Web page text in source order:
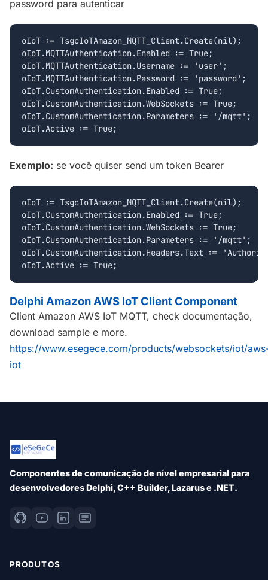
password para autenticar
oIoT := TsgcIoTAmazon_MQTT_Client.Create(nil);
oIoT.MQTTAuthentication.Enabled := True;
oIoT.MQTTAuthentication.Username := 'user';
oIoT.MQTTAuthentication.Password := 'password';
oIoT.CustomAuthentication.Enabled := True;
oIoT.CustomAuthentication.WebSockets := True;
oIoT.CustomAuthentication.Parameters := '/mqtt';
Exemplo: se você quiser send um token Bearer
oIoT := TsgcIoTAmazon_MQTT_Client.Create(nil);
oIoT.CustomAuthentication.Enabled := True;
oIoT.CustomAuthentication.WebSockets := True;
oIoT.CustomAuthentication.Parameters := '/mqtt';
oIoT.CustomAuthentication.Headers.Text :=
Delphi Amazon AWS IoT Client Component
Client Amazon AWS IoT MQTT, check documentação,
download sample e more.
https://www.esegece.com/products/websockets/iot/
iot
Componentes de comunicação de nível empresarial para
desenvolvedores Delphi, C++ Builder, Lazarus e .NET.
PRODUTOS